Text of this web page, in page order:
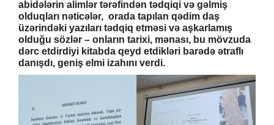
abidələrin alimlər tərəfindən tədqiqi və gəlmiş
olduqları nəticələr, orada tapılan qədim daş
üzərindəki yazıları tədqiq etməsi və aşkarlamış
olduğu sözlər – onların tarixi, mənası, bu mövzuda
dərc etdirdiyi kitabda qeyd etdikləri barədə ətraflı
danışdı, geniş elmi izahını verdi.